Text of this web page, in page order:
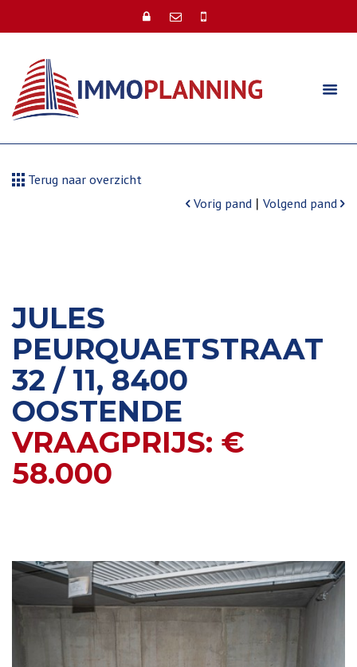
Terug naar overzicht
Vorig pand | Volgend pand
JULES
PEURQUAETSTRAAT
32 / 11, 8400
OOSTENDE
VRAAGPRIJS: €
58.000